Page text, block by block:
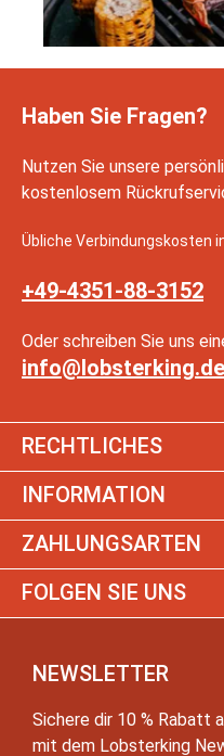
Haben Sie Fragen?
Nutzen Sie unsere
kostenlosem
Übliche Verbindungskosten
+49-4351-88-3152
Oder schreiben Sie uns
info@lobsterking.de
RECHTLICHES
INFORMATION
ZAHLUNGSARTEN
FOLGEN SIE UNS
NEWSLETTER
Sichere dir 10 % Rabatt
mit dem Lobsterking